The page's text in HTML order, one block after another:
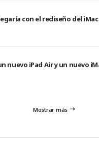
con el rediseño del
nuevo iPad Air y un nuevo
Mostrar más